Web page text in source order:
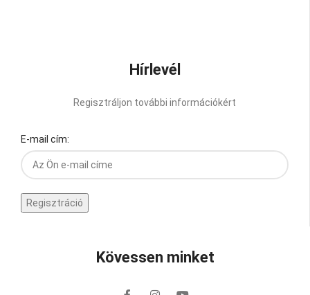
Hírlevél
Regisztráljon további információkért
E-mail cím:
Kövessen minket